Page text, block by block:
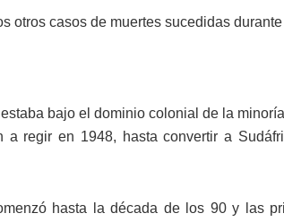
otros casos de muertes sucedidas
bajo el dominio colonial de la
a regir en 1948, hasta convertir a
hasta la década de los 90 y las